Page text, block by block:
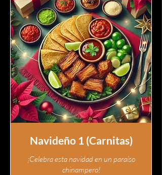
Navideño 1 (Carnitas)
¡Celebra esta navidad en un paraíso
chinampero!